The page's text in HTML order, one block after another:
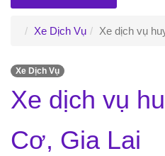
Xe Dịch Vụ Xe dịch vụ
Xe Dịch Vụ
Xe dịch vụ
Cơ, Gia Lai